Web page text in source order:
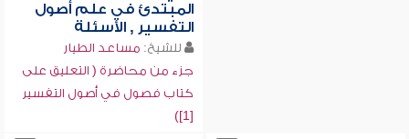
المبتدئ في علم أصول
التفسير , الأسئلة
للشيخ: مساعد الطيار
جزء من محاضرة ( التعليق على
كتاب فصول في أصول التفسير
[1])